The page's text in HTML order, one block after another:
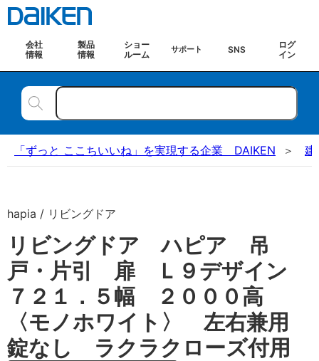
会社
情報
製品
情報
ショー
ルーム
サポート SNS
ログ
イン
「ずっと ここちいいね」を実現する企業 DAIKEN 建
hapia / リビングドア
リビングドア ハピア 吊
戸・片引 扉 Ｌ９デザイン
７２１．５幅 ２０００高
〈モノホワイト〉 左右兼用
錠なし ラクラクローズ付用